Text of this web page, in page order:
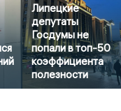
Липецкие
депутаты
Госдумы не
попали в топ-50
коэффициента
полезности